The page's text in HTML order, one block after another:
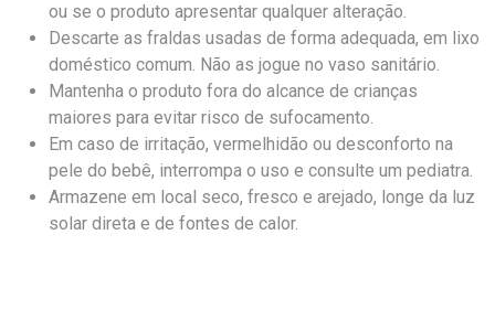
ou se o produto apresentar qualquer alteração.
Descarte as fraldas usadas de forma adequada, em lixo
doméstico comum. Não as jogue no vaso sanitário.
Mantenha o produto fora do alcance de crianças
maiores para evitar risco de sufocamento.
Em caso de irritação, vermelhidão ou desconforto na
pele do bebê, interrompa o uso e consulte um pediatra.
Armazene em local seco, fresco e arejado, longe da luz
solar direta e de fontes de calor.